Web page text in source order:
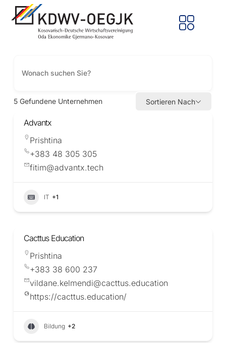
5 Gefundene Unternehmen Sortieren Nach
Advantx
Prishtina
+383 48 305 305
fitim@advantx.tech
IT +1
Cacttus Education
Prishtina
+383 38 600 237
vildane.kelmendi@cacttus.education
https://cacttus.education/
Bildung +2